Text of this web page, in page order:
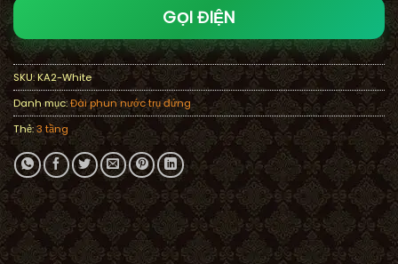
GỌI ĐIỆN
SKU:KA2-White
Danh mục:Đài phun nước trụ đứng
Thẻ:3 tầng